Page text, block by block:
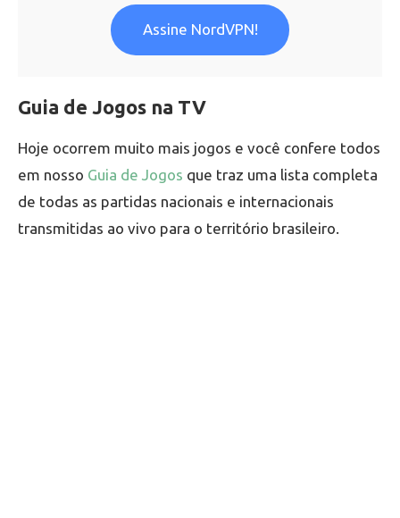
Assine NordVPN!
Guia de Jogos na TV
Hoje ocorrem muito mais jogos e você confere todos
em nosso Guia de Jogos que traz uma lista completa
de todas as partidas nacionais e internacionais
transmitidas ao vivo para o território brasileiro.